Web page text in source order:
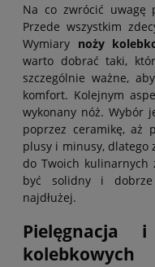
Na co zwrócić uwagę
Przede wszystkim
Wymiary noży
warto dobrać taki,
szczególnie ważne,
komfort. Kolejnym
wykonany nóż. Wybór
poprzez ceramikę, aż
plusy i minusy, dlatego
do Twoich kulinarnych
być solidny i dobrze
najdłużej.
Pielęgnacja
kolebkowych